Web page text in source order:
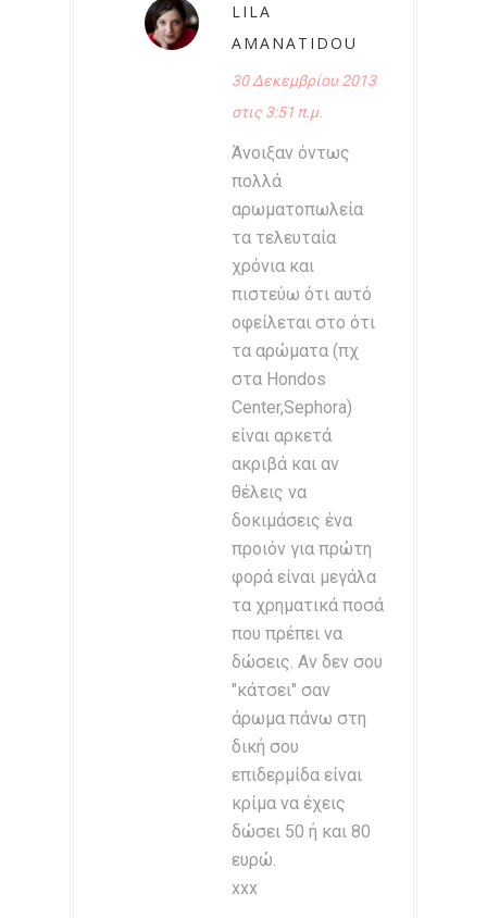
LILA
AMANATIDOU
30 Δεκεμβρίου 2013
στις 3:51 π.μ.
Άνοιξαν όντως
πολλά
αρωματοπωλεία
τα τελευταία
χρόνια και
πιστεύω ότι αυτό
οφείλεται στο ότι
τα αρώματα (πχ
στα Hondos
Center,Sephora)
είναι αρκετά
ακριβά και αν
θέλεις να
δοκιμάσεις ένα
προιόν για πρώτη
φορά είναι μεγάλα
τα χρηματικά ποσά
που πρέπει να
δώσεις. Αν δεν σου
"κάτσει" σαν
άρωμα πάνω στη
δική σου
επιδερμίδα είναι
κρίμα να έχεις
δώσει 50 ή και 80
ευρώ.
xxx